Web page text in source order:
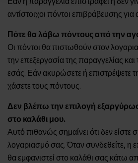
αντίστοιχοι πόντοι επιβράβευσης
Πότε θα λάβω πόντους από την
Οι πόντοι θα πιστωθούν στον
την επεξεργασία της παραγγελίας
εσάς. Εάν ακυρώσετε ή επιστρέψετε
χάσετε τους πόντους.
Δεν βλέπω την επιλογή
στο καλάθι μου.
Αυτό πιθανώς σημαίνει ότι δεν είστε
λογαριασμό σας. Όταν συνδεθείτε, η
θα εμφανιστεί στο καλάθι σας κάτω